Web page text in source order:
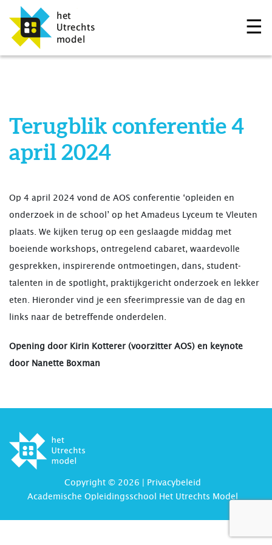
☰
Terugblik conferentie 4
april 2024
Op 4 april 2024 vond de AOS conferentie ‘opleiden en
onderzoek in de school’ op het Amadeus Lyceum te Vleuten
plaats. We kijken terug op een geslaagde middag met
boeiende workshops, ontregelend cabaret, waardevolle
gesprekken, inspirerende ontmoetingen, dans, student-
talenten in de spotlight, praktijkgericht onderzoek en lekker
eten. Hieronder vind je een sfeerimpressie van de dag en
links naar de betreffende onderdelen.
Opening door Kirin Kotterer (voorzitter AOS) en keynote
door Nanette Boxman
8 jaar werken als docent drama op het voortgezet onderwijs
theatrale lezing liet zij interactief voelen hoe mensen
proberen het beste in elkaar naar boven te halen.
Copyright © 2026 | Privacybeleid
Academische Opleidingsschool Het Utrechts Model